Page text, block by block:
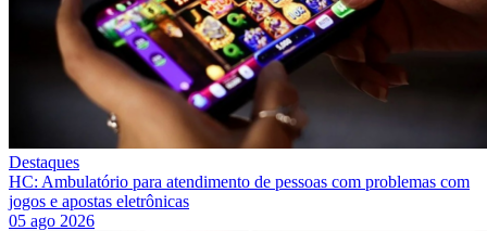
Destaques
HC: Ambulatório para atendimento de pessoas com problemas com
jogos e apostas eletrônicas
05 ago 2026